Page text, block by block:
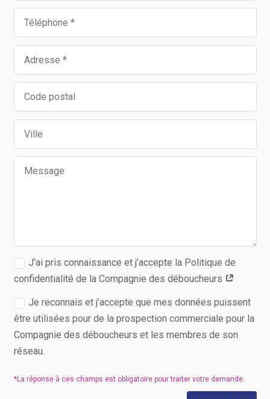
J’ai pris connaissance et j’accepte la Politique de
confidentialité de la Compagnie des déboucheurs
Je reconnais et j’accepte que mes données puissent
être utilisées pour de la prospection commerciale pour la
Compagnie des déboucheurs et les membres de son
réseau.